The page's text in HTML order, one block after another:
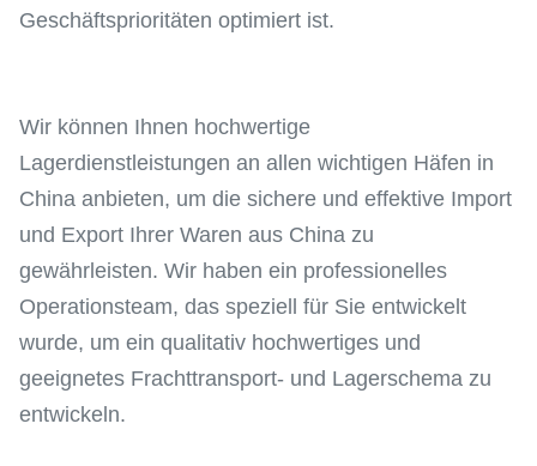
Geschäftsprioritäten optimiert ist.
Wir können Ihnen hochwertige
Lagerdienstleistungen an allen wichtigen Häfen in
China anbieten, um die sichere und effektive Import
und Export Ihrer Waren aus China zu
gewährleisten. Wir haben ein professionelles
Operationsteam, das speziell für Sie entwickelt
wurde, um ein qualitativ hochwertiges und
geeignetes Frachttransport- und Lagerschema zu
entwickeln.